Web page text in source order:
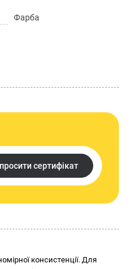
споживачів, передбачена
Фарба
сертифікат
консистенції. Для